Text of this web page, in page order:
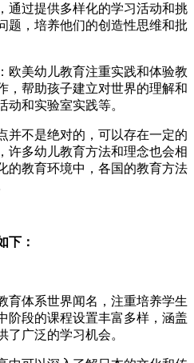
通过提供多样化的学习活动和挑
题，培养他们的创造性思维和批
美幼儿教育注重实践和体验教
，帮助孩子建立对世界的理解和
动和实验室实践等。
不是绝对的，可以存在一定的
许多幼儿教育方法和理念也会相
的教育环境中，各国的教育方法
下：
体系世界闻名，注重培养学生
阶段的课程设置丰富多样，涵盖
了广泛的学习机会。